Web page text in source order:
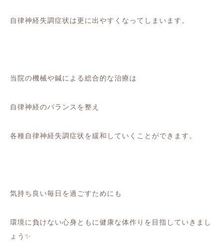
自律神経失調症状は更に出やすくなってしまいます。
当院の機械や鍼による総合的な治療は
自律神経のバランスを整え
各種自律神経失調症状を緩和していくことができます。
気持ち良い毎日を過ごすためにも
環境に負けない心身ともに健康な体作りを目指していきまし
ょう✨